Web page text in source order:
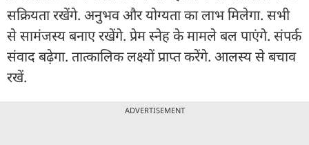
सक्रियता रखेंगे. अनुभव और योग्यता का लाभ मिलेगा. सभी
से सामंजस्य बनाए रखेंगे. प्रेम स्नेह के मामले बल पाएंगे. संपर्क
संवाद बढ़ेगा. तात्कालिक लक्ष्यों प्राप्त करेंगे. आलस्य से बचाव
रखें.
ADVERTISEMENT